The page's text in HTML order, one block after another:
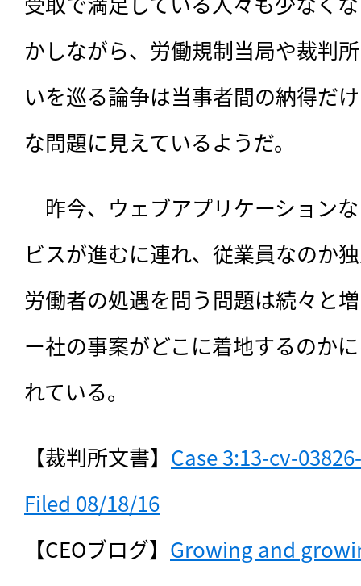
かしながら、労働規制当局や裁判
いを巡る論争は当事者間の納得だ
な問題に見えているようだ。
昨今、ウェブアプリケーション
ビスが進むに連れ、従業員なのか
労働者の処遇を問う問題は続々と
ー社の事案がどこに着地するのか
れている。
【裁判所文書】 Case 3:13-cv-
Filed 08/18/16
【CEOブログ】 Growing and